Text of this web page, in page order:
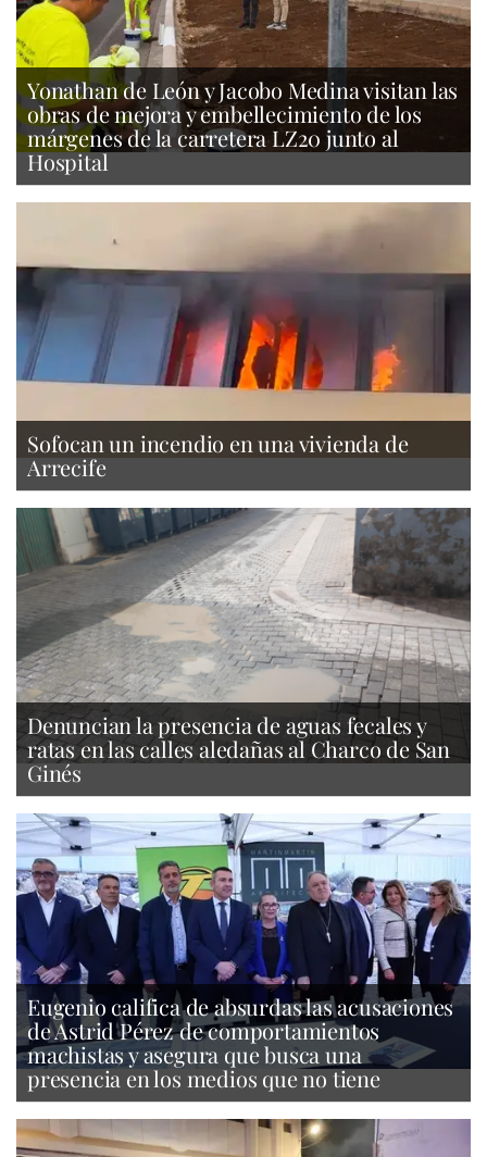
Yonathan de León y Jacobo Medina visitan las
obras de mejora y embellecimiento de los
márgenes de la carretera LZ20 junto al
Hospital
Sofocan un incendio en una vivienda de
Arrecife
Denuncian la presencia de aguas fecales y
ratas en las calles aledañas al Charco de San
Ginés
Eugenio califica de absurdas las acusaciones
de Astrid Pérez de comportamientos
machistas y asegura que busca una
presencia en los medios que no tiene